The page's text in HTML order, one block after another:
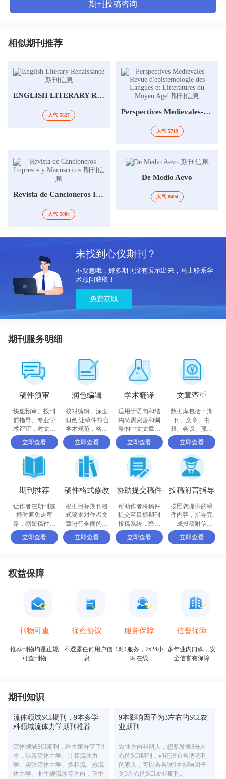
期刊投稿咨询
相似期刊推荐
ENGLISH LITERARY RENAISSANCE
人气 5627 Perspectives Medievales-Revue d'epistemologie des Langues et Litteratures du Moyen Age
人气 5719
Revista de Cancioneros Impresos y Manuscritos
人气 5084
De Medio Aevo
人气 8494
未找到心仪期刊？
不要急哦，好多期刊没有展示出来，马上联系学
术顾问获取！
免费获取
期刊服务明细
稿件预审
快速预审、投刊
前指导、专业学
术评审，对文章
进行评价
立即查看
润色编辑
校对编辑、深度
润色,让稿件符合
学术规范，格式
体例等标准
立即查看
学术翻译
适用于语句和结
构尚需完善和调
整的中文文章，
确保稿件达到要
求
立即查看
文章查重
数据库包括：期
刊、文章、书
籍、会议、预印
书、百科全书和
摘要等
立即查看
期刊推荐
让作者在期刊选
择时避免走弯
路，缩短稿件被
接收的周期
立即查看
稿件格式修改
根据目标期刊格
式要求对作者文
章进行全面的格
式修改和调整
立即查看
协助提交稿件
帮助作者将稿件
提交至目标期刊
投稿系统，降低
退稿或拒稿率
立即查看
投稿附言指导
按照您提供的稿
件内容，指导完
成投稿附信
（cover letter）
立即查看
权益保障
刊物可查
推荐刊物均是正规
可查刊物
保密协议
不透露任何用户信
息
服务保障
1对1服务，7x24小
时在线
信誉保障
多年业内口碑，安
全信誉有保障
期刊知识
流体领域SCI期刊，9本多学
科领域流体力学期刊推荐
流体领域SCI期刊，给大家分享了9
本，涉及流体力学、计算流体力
学、实验流体力学、多相流、热流
体力学、非牛顿流体等方向，正中
9本影响因子为3左右的SCI农
业期刊
农业方向科研人，想要发表3分左
右的SCI期刊，却还没有合适选刊
的家人，可以看看这9本影响因子
为3左右的SCI农业期刊。